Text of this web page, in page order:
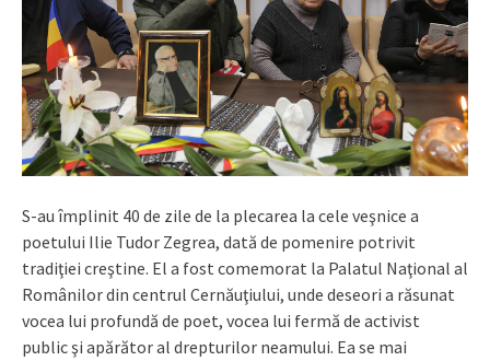
S-au împlinit 40 de zile de la plecarea la cele veşnice a
poetului Ilie Tudor Zegrea, dată de pomenire potrivit
tradiţiei creştine. El a fost comemorat la Palatul Naţional al
Românilor din centrul Cernăuţiului, unde deseori a răsunat
vocea lui profundă de poet, vocea lui fermă de activist
public şi apărător al drepturilor neamului. Ea se mai